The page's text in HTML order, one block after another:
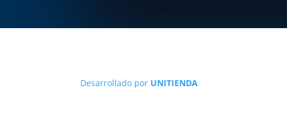
Desarrollado por UNITIENDA